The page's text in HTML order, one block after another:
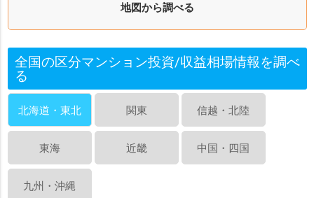
地図から調べる
全国の区分マンション投資/収益相場情報を調べ
る
北海道・東北 関東 信越・北陸
東海 近畿 中国・四国
九州・沖縄